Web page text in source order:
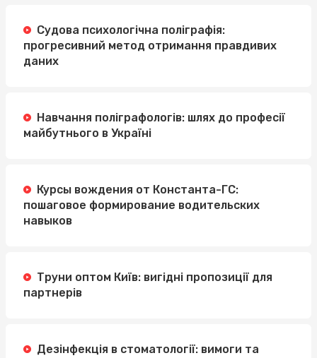
Судова психологічна поліграфія:
прогресивний метод отримання правдивих
даних
Навчання поліграфологів: шлях до професії
майбутнього в Україні
Курсы вождения от Константа-ГС:
пошаговое формирование водительских
навыков
Труни оптом Київ: вигідні пропозиції для
партнерів
Дезінфекція в стоматології: вимоги та